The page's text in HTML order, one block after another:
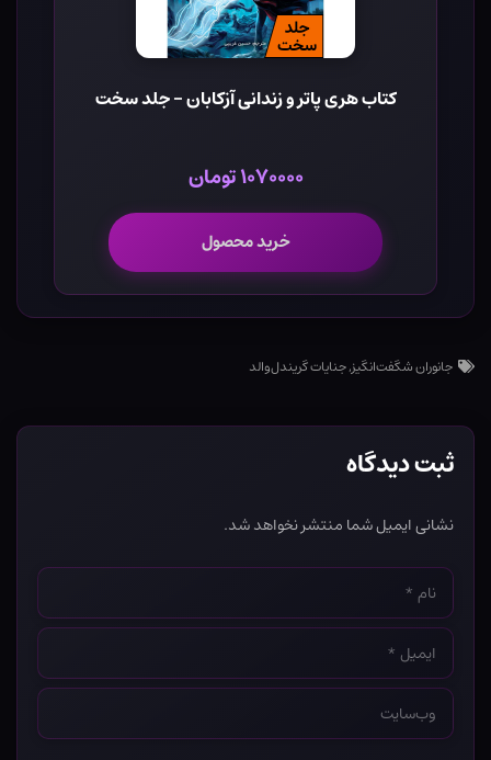
کتاب هری پاتر و زندانی آزکابان - جلد سخت
۱۰۷۰۰۰۰ تومان
خرید محصول
جانوران شگفت‌انگیز,جنایات گریندل‌‌والد
ثبت دیدگاه
نشانی ایمیل شما منتشر نخواهد شد.
نام
*
ایمیل
*
وب‌سایت
*